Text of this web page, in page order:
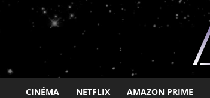
CINÉMA NETFLIX AMAZON PRIME